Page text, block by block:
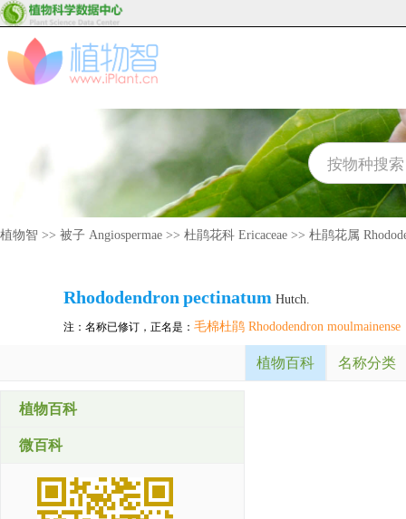
植物智 >> 被子 Angiospermae >> 杜鹃花科 Ericaceae >> 杜鹃花属
Rhododendron pectinatum Hutch.
注：名称已修订，正名是： 毛棉杜鹃 Rhododendron moulmainense
植物百科 名称分类
植物百科
微百科